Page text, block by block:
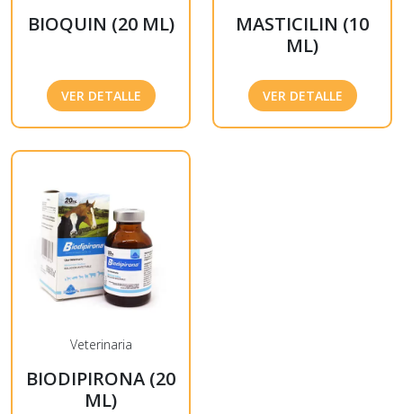
BIOQUIN (20 ML)
VER DETALLE
MASTICILIN (10
ML)
VER DETALLE
Veterinaria
BIODIPIRONA (20
ML)